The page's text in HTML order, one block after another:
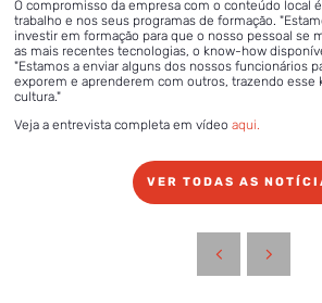
O compromisso da empresa com o conteúdo local
trabalho e nos seus programas de formação.
investir em formação para que o nosso pessoal se
as mais recentes tecnologias, o know-how
"Estamos a enviar alguns dos nossos funcionários
exporem e aprenderem com outros, trazendo esse
cultura."
Veja a entrevista completa em vídeo aqui.
VER TODAS AS